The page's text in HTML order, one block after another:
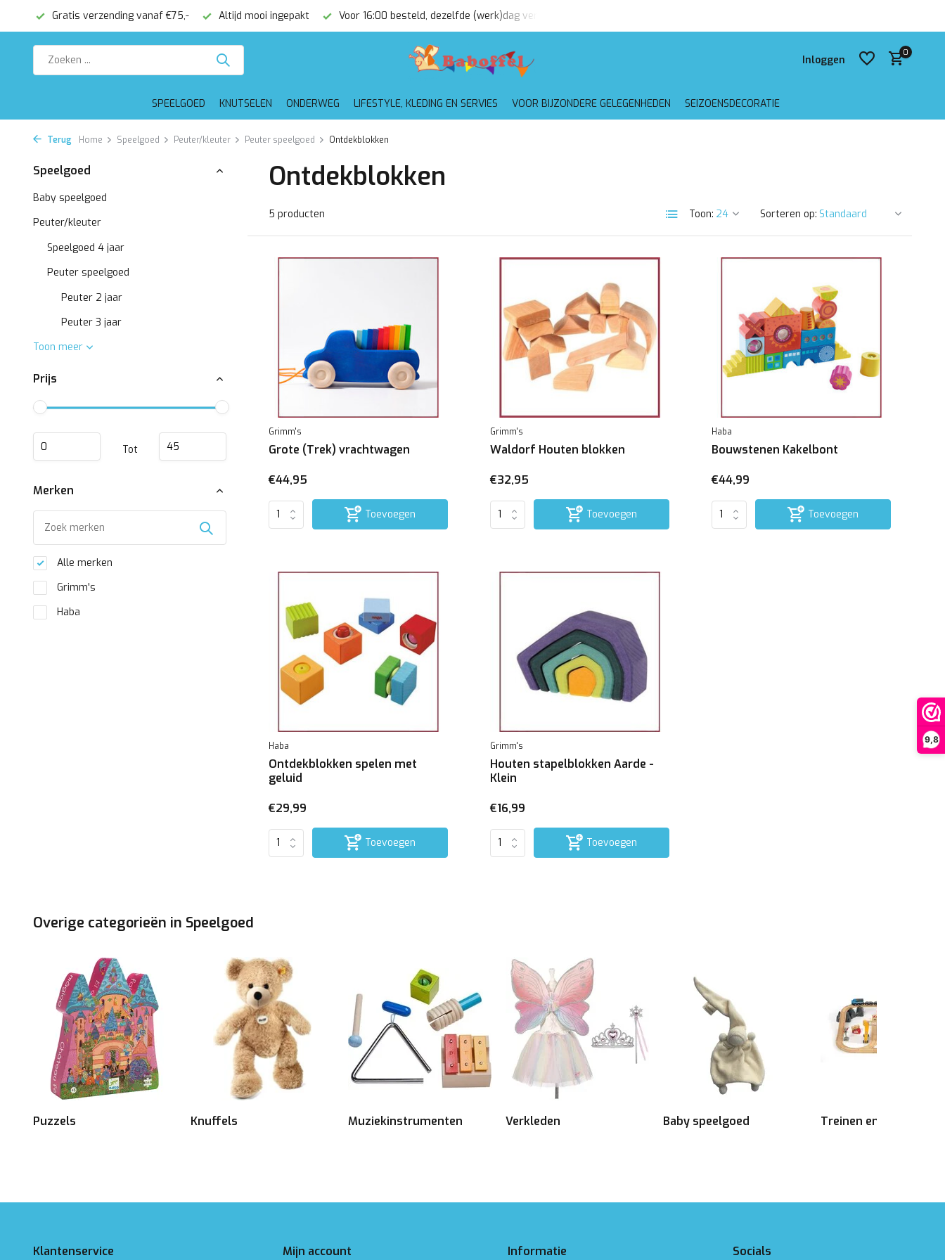
9,8
Gratis verzending vanaf €75,- Altijd mooi ingepakt Voor 16:00 besteld, dezelfde (werk)dag verzonden
Inloggen
0
SPEELGOED KNUTSELEN ONDERWEG LIFESTYLE, KLEDING EN SERVIES VOOR BIJZONDERE GELEGENHEDEN SEIZOENSDECORATIE
Terug Home Speelgoed Peuter/kleuter Peuter speelgoed Ontdekblokken
Speelgoed
Baby speelgoed
Peuter/kleuter
Speelgoed 4 jaar
Peuter speelgoed
Peuter 2 jaar
Peuter 3 jaar
Toon meer
Prijs
Tot
Merken
Alle merken
Grimm's
Haba
Ontdekblokken
5 producten Toon: Sorteren op:
Grimm's
Grote (Trek) vrachtwagen
€44,95
Toevoegen
Grimm's
Waldorf Houten blokken
€32,95
Toevoegen
Haba
Bouwstenen Kakelbont
€44,99
Toevoegen
Haba
Ontdekblokken spelen met
geluid
€29,99
Toevoegen
Grimm's
Houten stapelblokken Aarde -
Klein
€16,99
Toevoegen
Overige categorieën in Speelgoed
Puzzels Knuffels Muziekinstrumenten Verkleden Baby speelgoed Treinen en voertuigen
Klantenservice Mijn account Informatie Socials